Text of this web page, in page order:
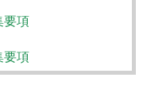
要項
要項